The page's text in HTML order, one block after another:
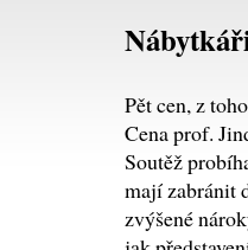
Pět cen, z
Cena prof.
Soutěž
mají zabránit
zvýšené